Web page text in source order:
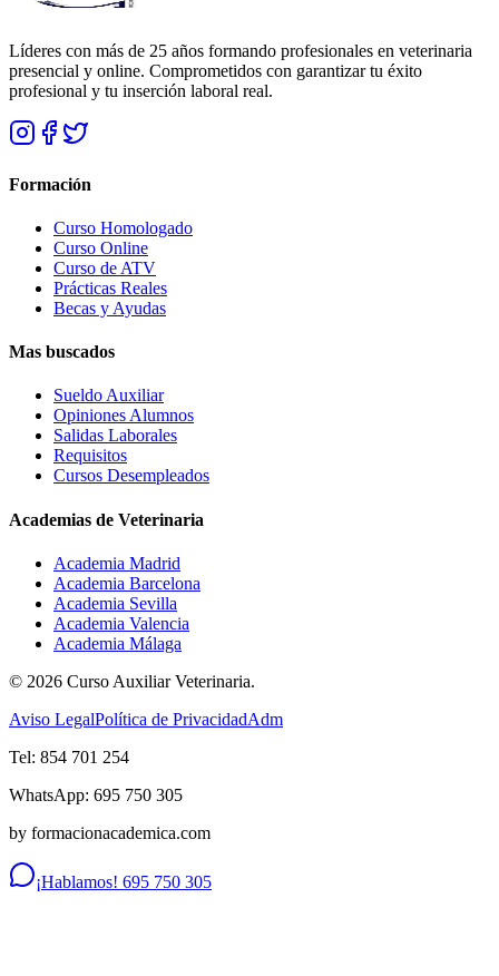
Líderes con más de 25 años formando profesionales en veterinaria
presencial y online. Comprometidos con garantizar tu éxito
profesional y tu inserción laboral real.
Formación
Curso Homologado
Curso Online
Curso de ATV
Prácticas Reales
Becas y Ayudas
Mas buscados
Sueldo Auxiliar
Opiniones Alumnos
Salidas Laborales
Requisitos
Cursos Desempleados
Academias de Veterinaria
Academia Madrid
Academia Barcelona
Academia Sevilla
Academia Valencia
Academia Málaga
© 2026 Curso Auxiliar Veterinaria.
Aviso LegalPolítica de PrivacidadAdm
Tel: 854 701 254
WhatsApp: 695 750 305
by formacionacademica.com
¡Hablamos! 695 750 305